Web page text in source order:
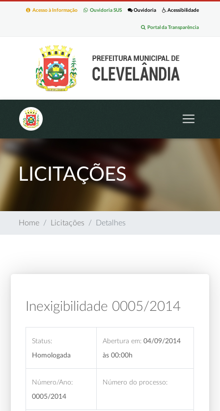
Acessibilidade
Ouvidoria
Ouvidoria SUS
Acesso à Informação
Portal da Transparência
LICITAÇÕES
Home Licitações Detalhes
Inexigibilidade 0005/2014
Status:
Homologada
Abertura em: 04/09/2014
às 00:00h
Número/Ano:
0005/2014
Número do processo: